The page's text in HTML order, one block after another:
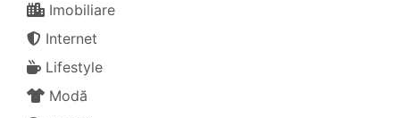
Imobiliare
Internet
Lifestyle
Modă